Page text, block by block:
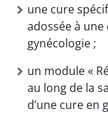
une cure
adossée à
gynécologie ;
un module «
au long de la
d’une cure en